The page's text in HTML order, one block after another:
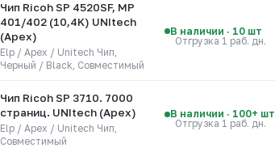
Чип Ricoh SP 4520SF, MP
401/402 (10,4K) UNItech
(Apex)
Elp / Apex / Unitech Чип,
Черный / Black, Совместимый
В наличии · 10 шт
Отгрузка 1 раб. дн.
Чип Ricoh SP 3710. 7000
страниц. UNItech (Apex)
Elp / Apex / Unitech Чип,
Совместимый
В наличии · 100+ шт
Отгрузка 1 раб. дн.